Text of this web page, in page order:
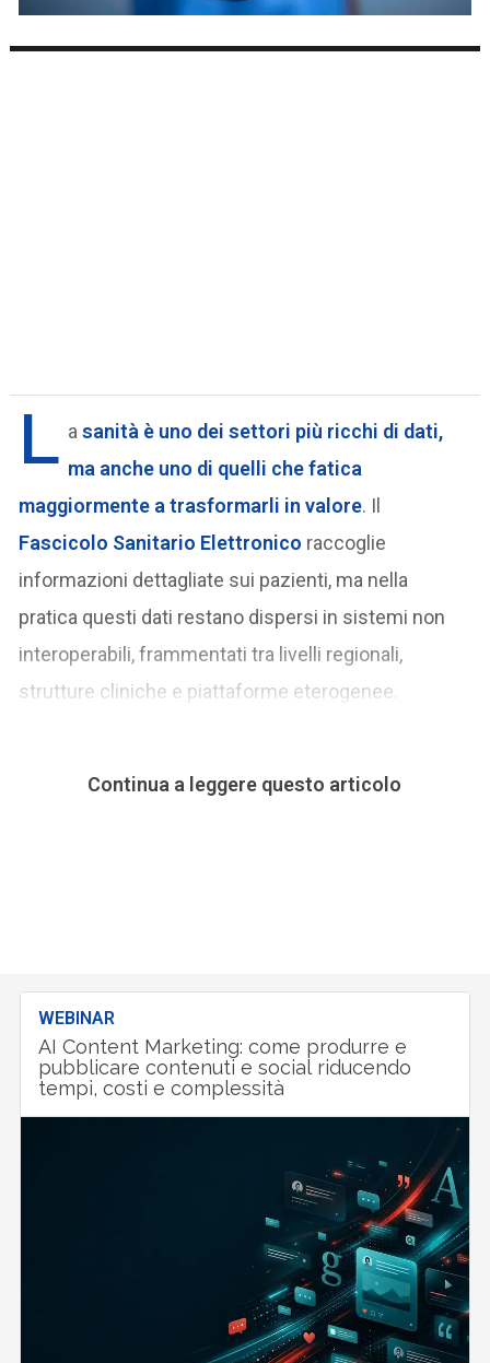
L a sanità è uno dei settori più ricchi di dati,
ma anche uno di quelli che fatica
maggiormente a trasformarli in valore. Il
Fascicolo Sanitario Elettronico raccoglie
informazioni dettagliate sui pazienti, ma nella
pratica questi dati restano dispersi in sistemi non
interoperabili, frammentati tra livelli regionali,
strutture cliniche e piattaforme eterogenee.
Continua a leggere questo articolo
WEBINAR
AI Content Marketing: come produrre e
pubblicare contenuti e social riducendo
tempi, costi e complessità